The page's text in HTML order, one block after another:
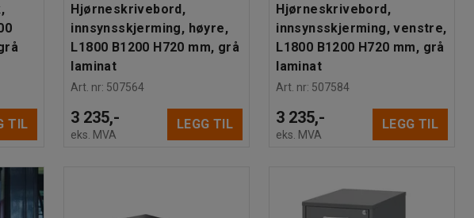
TIL
Hjørneskrivebord,
innsynsskjerming, høyre,
L1800 B1200 H720 mm, grå
laminat
Art. nr: 507564
3 235,-
eks. MVA
LEGG TIL
Hjørneskrivebord,
innsynsskjerming, venstre,
L1800 B1200 H720 mm, grå
laminat
Art. nr: 507584
3 235,-
eks. MVA
LEGG TIL